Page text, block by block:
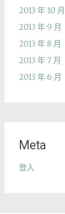
2013 年 10 月
2013 年 9 月
2013 年 8 月
2013 年 7 月
2013 年 6 月
Meta
登入